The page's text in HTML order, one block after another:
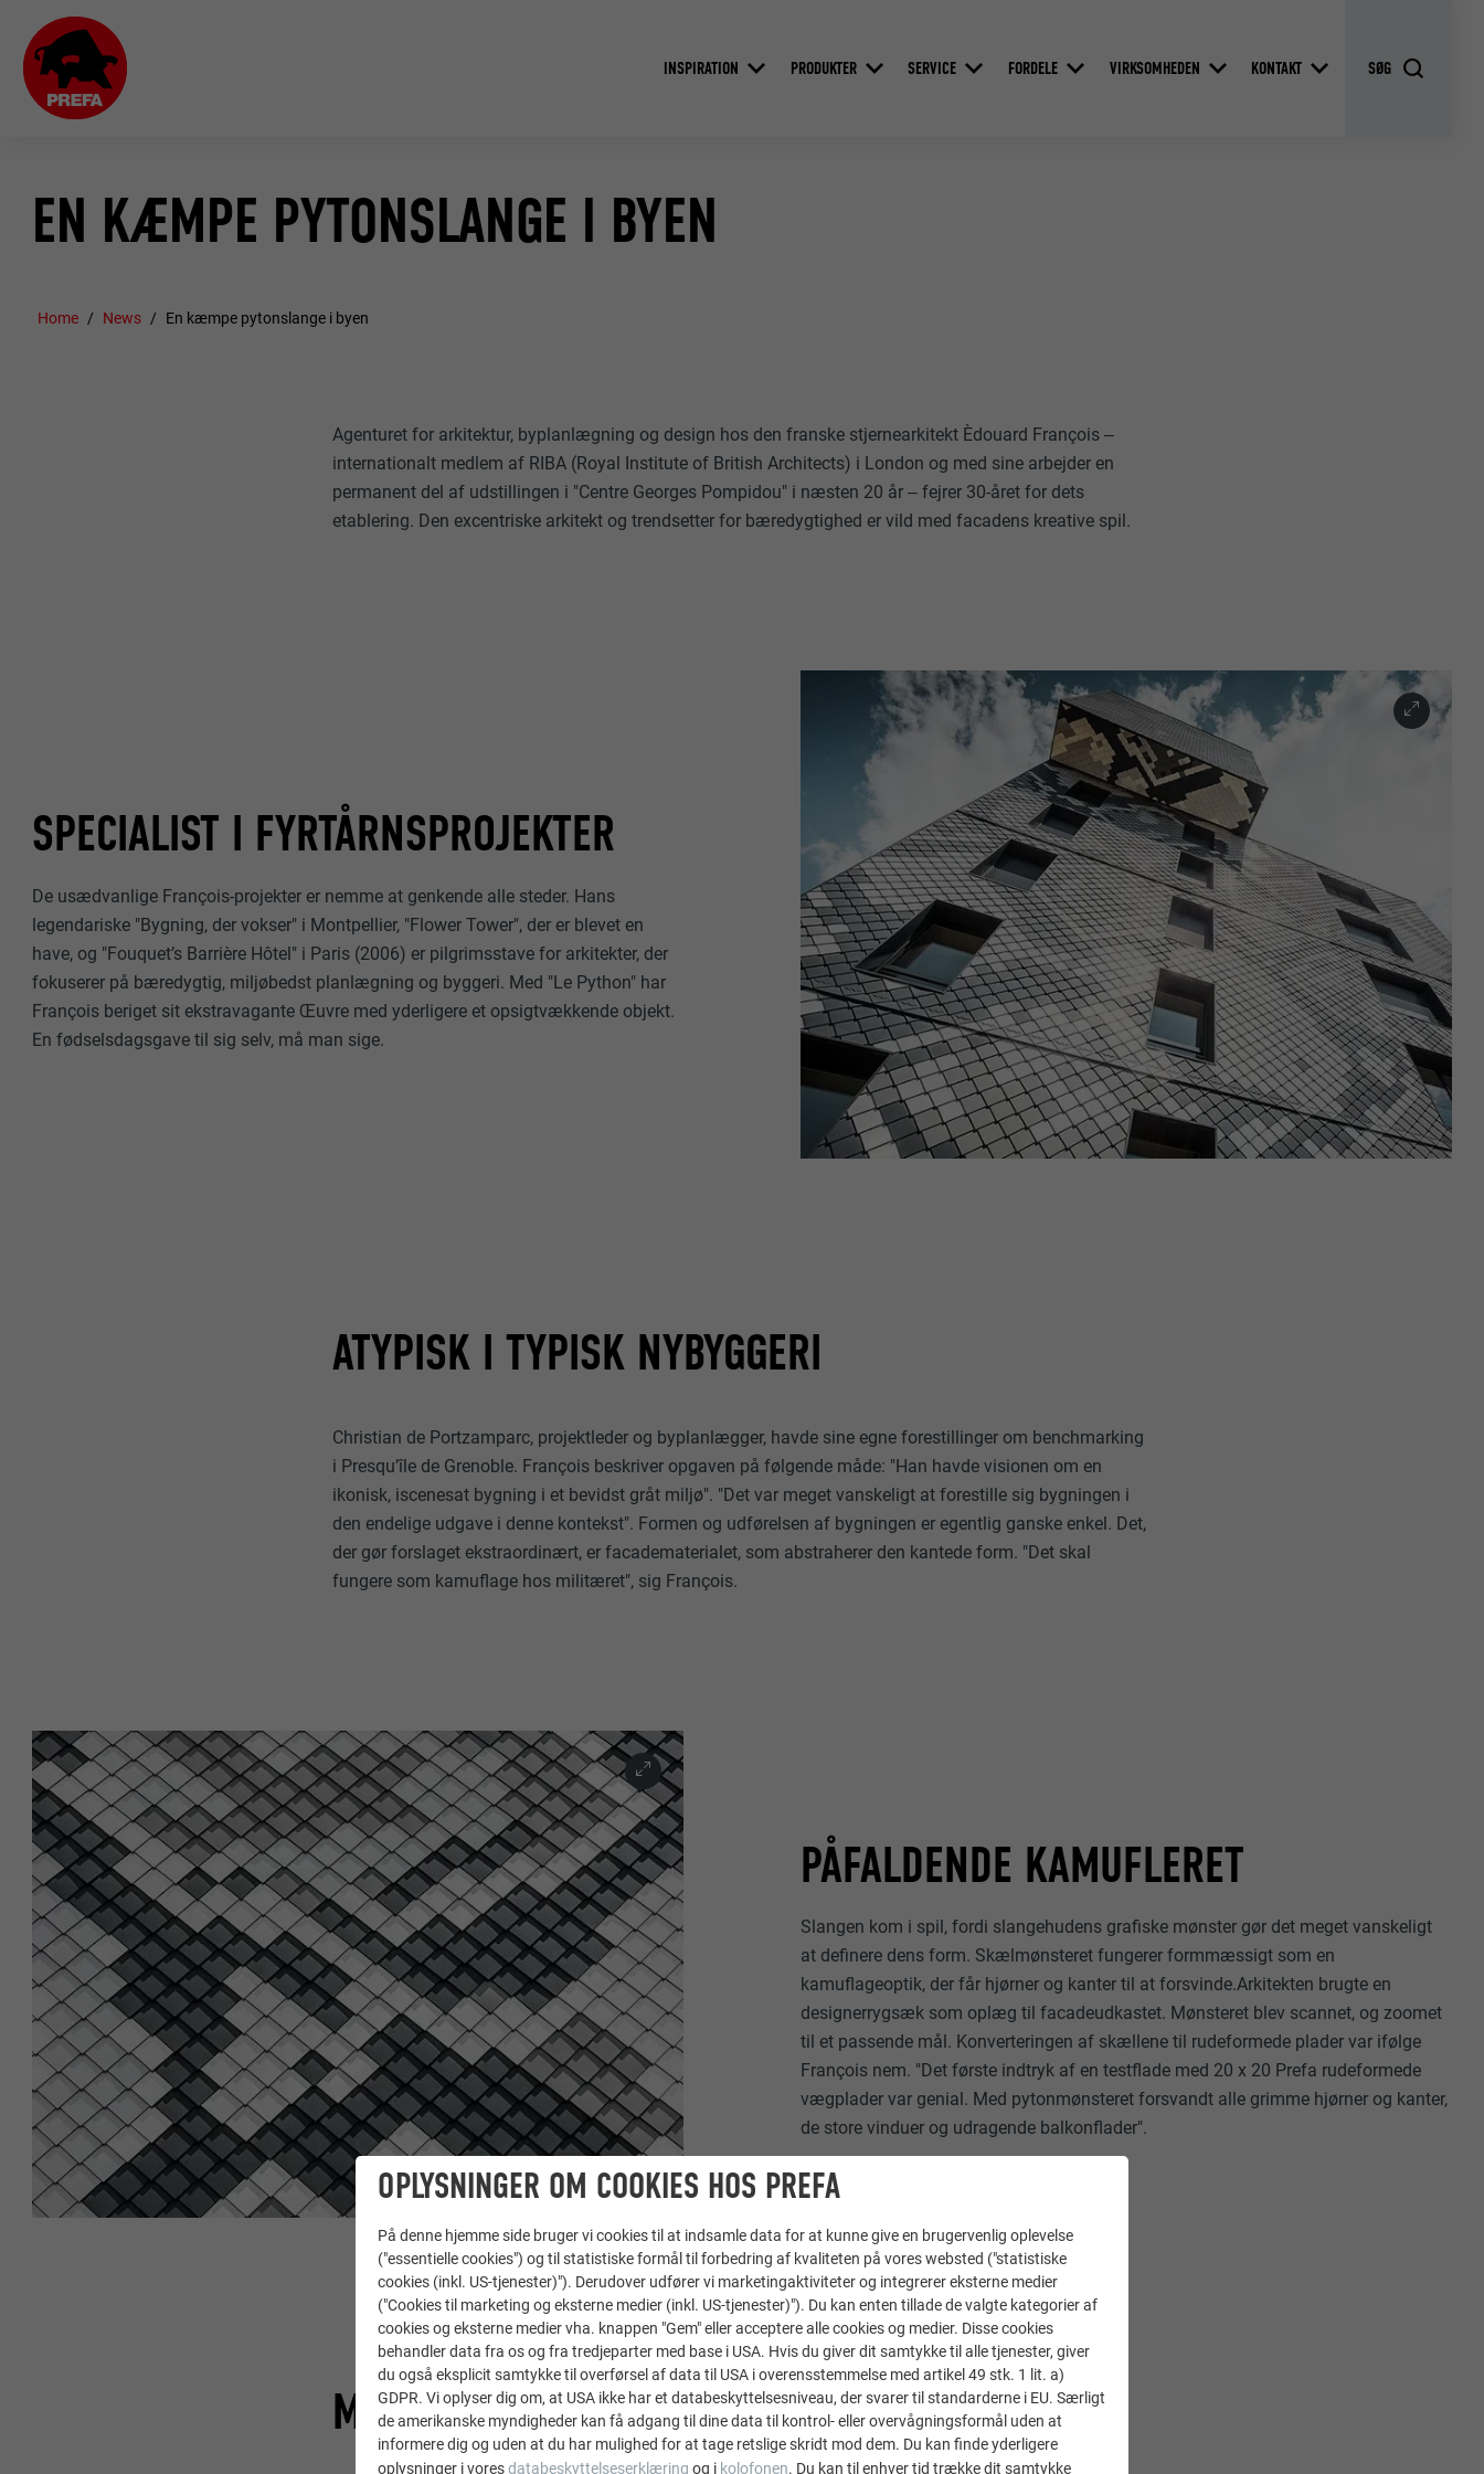
INSPIRATION PRODUKTER SERVICE FORDELE VIRKSOMHEDEN KONTAKT
EN KÆMPE PYTONSLANGE I BYEN
Home News En kæmpe pytonslange i byen
Agenturet for arkitektur, byplanlægning og design hos den franske stjernearkitekt Èdouard François ‒
internationalt medlem af RIBA (Royal Institute of British Architects) i London og med sine arbejder en
permanent del af udstillingen i "Centre Georges Pompidou" i næsten 20 år ‒ fejrer 30-året for dets
etablering. Den excentriske arkitekt og trendsetter for bæredygtighed er vild med facadens kreative spil.
SPECIALIST I FYRTÅRNSPROJEKTER
De usædvanlige François-projekter er nemme at genkende alle steder. Hans
legendariske "Bygning, der vokser" i Montpellier, "Flower Tower", der er blevet en
have, og "Fouquet’s Barrière Hôtel" i Paris (2006) er pilgrimsstave for arkitekter, der
fokuserer på bæredygtig, miljøbedst planlægning og byggeri. Med "Le Python" har
François beriget sit ekstravagante Œuvre med yderligere et opsigtvækkende objekt.
En fødselsdagsgave til sig selv, må man sige.
ATYPISK I TYPISK NYBYGGERI
Christian de Portzamparc, projektleder og byplanlægger, havde sine egne forestillinger om benchmarking
i Presqu’île de Grenoble. François beskriver opgaven på følgende måde: "Han havde visionen om en
ikonisk, iscenesat bygning i et bevidst gråt miljø". "Det var meget vanskeligt at forestille sig bygningen i
den endelige udgave i denne kontekst". Formen og udførelsen af bygningen er egentlig ganske enkel. Det,
der gør forslaget ekstraordinært, er facadematerialet, som abstraherer den kantede form. "Det skal
fungere som kamuflage hos militæret", sig François.
PÅFALDENDE KAMUFLERET
Slangen kom i spil, fordi slangehudens grafiske mønster gør det meget vanskeligt
at definere dens form. Skælmønsteret fungerer formmæssigt som en
kamuflageoptik, der får hjørner og kanter til at forsvinde.Arkitekten brugte en
designerrygsæk som oplæg til facadeudkastet. Mønsteret blev scannet, og zoomet
til et passende mål. Konverteringen af skællene til rudeformede plader var ifølge
François nem. "Det første indtryk af en testflade med 20 x 20 Prefa rudeformede
vægplader var genial. Med pytonmønsteret forsvandt alle grimme hjørner og kanter,
de store vinduer og udragende balkonflader".
MATERIALE SKABER ARKITEKTUR
OPLYSNINGER OM COOKIES HOS PREFA
På denne hjemme side bruger vi cookies til at indsamle data for at kunne give en brugervenlig oplevelse
("essentielle cookies") og til statistiske formål til forbedring af kvaliteten på vores websted ("statistiske
cookies (inkl. US-tjenester)"). Derudover udfører vi marketingaktiviteter og integrerer eksterne medier
("Cookies til marketing og eksterne medier (inkl. US-tjenester)"). Du kan enten tillade de valgte kategorier af
cookies og eksterne medier vha. knappen "Gem" eller acceptere alle cookies og medier. Disse cookies
behandler data fra os og fra tredjeparter med base i USA. Hvis du giver dit samtykke til alle tjenester, giver
du også eksplicit samtykke til overførsel af data til USA i overensstemmelse med artikel 49 stk. 1 lit. a)
GDPR. Vi oplyser dig om, at USA ikke har et databeskyttelsesniveau, der svarer til standarderne i EU. Særligt
de amerikanske myndigheder kan få adgang til dine data til kontrol- eller overvågningsformål uden at
informere dig og uden at du har mulighed for at tage retslige skridt mod dem. Du kan finde yderligere
oplysninger i voresdatabeskyttelseserklæring og i kolofonen. Du kan til enhver tid trække dit samtykke